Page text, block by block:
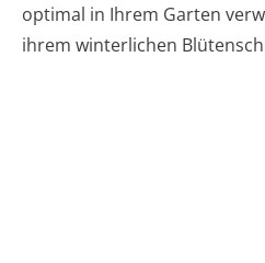
optimal in Ihrem Garten
ihrem winterlichen